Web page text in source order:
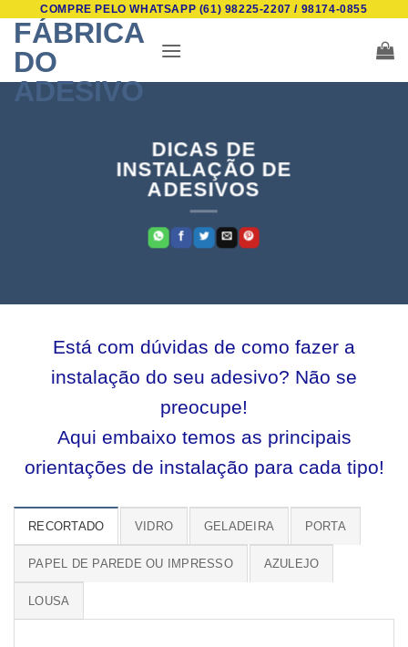
content
COMPRE PELO WHATSAPP (61) 98225-2207 / 98174-0855
FÁBRICA
DO
ADESIVO
DICAS DE
INSTALAÇÃO DE
ADESIVOS
Está com dúvidas de como fazer a
instalação do seu adesivo? Não se
preocupe!
Aqui embaixo temos as principais
orientações de instalação para cada tipo!
RECORTADO VIDRO GELADEIRA PORTA
PAPEL DE PAREDE OU IMPRESSO AZULEJO
LOUSA